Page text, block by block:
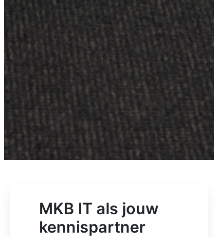
MKB IT als jouw
kennispartner